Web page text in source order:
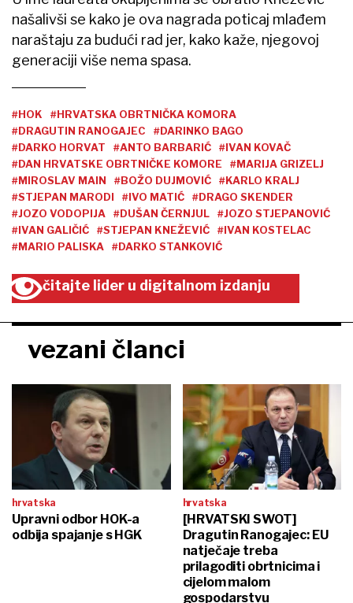
našalivši se kako je ova nagrada poticaj mlađem
naraštaju za budući rad jer, kako kaže, njegovoj
generaciji više nema spasa.
#HOK
#HRVATSKA OBRTNIČKA KOMORA
#DRAGUTIN RANOGAJEC
#DARINKO BAGO
#DARKO HORVAT
#ANTO BARBARIĆ
#IVAN KOVAČ
#DAN HRVATSKE OBRTNIČKE KOMORE
#MARIJA GRIZELJ
#MIROSLAV MAIN
#BOŽO DUJMOVIĆ
#KARLO KRALJ
#STJEPAN MARODI
#IVO MATIĆ
#DRAGO SKENDER
#JOZO VODOPIJA
#DUŠAN ČERNJUL
#JOZO STJEPANOVIĆ
#IVAN GALIČIĆ
#STJEPAN KNEŽEVIĆ
#IVAN KOSTELAC
#MARIO PALISKA
#DARKO STANKOVIĆ
čitajte lider u digitalnom izdanju
vezani članci
hrvatska
Upravni odbor HOK-a
odbija spajanje s HGK
hrvatska
[HRVATSKI SWOT]
Dragutin Ranogajec: EU
natječaje treba
prilagoditi obrtnicima i
cijelom malom
gospodarstvu